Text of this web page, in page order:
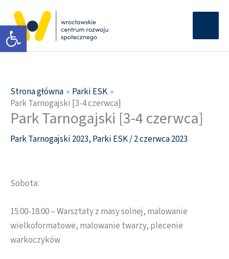
Otwórz pasek narzędzi
treści
Strona główna
Parki ESK
Park Tarnogajski [3-4 czerwca]
Park Tarnogajski [3-4 czerwca]
Park Tarnogajski 2023, Parki ESK/2 czerwca 2023
Sobota:
15:00-18:00 – Warsztaty z masy solnej, malowanie
wielkoformatowe, malowanie twarzy, plecenie
warkoczyków